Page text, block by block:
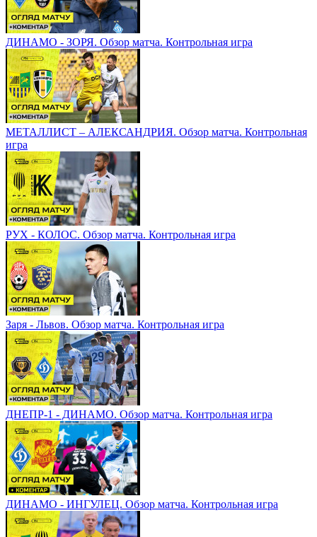
ДИНАМО - ЗОРЯ. Обзор матча. Контрольная игра
МЕТАЛЛИСТ – АЛЕКСАНДРИЯ. Обзор матча. Контрольная
игра
РУХ - КОЛОС. Обзор матча. Контрольная игра
Заря - Львов. Обзор матча. Контрольная игра
ДНЕПР-1 - ДИНАМО. Обзор матча. Контрольная игра
ДИНАМО - ИНГУЛЕЦ. Обзор матча. Контрольная игра